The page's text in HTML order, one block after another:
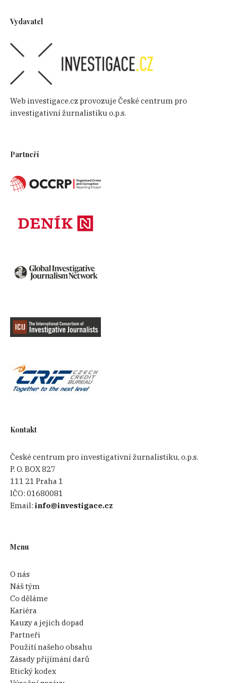
Vydavatel
Web investigace.cz provozuje České centrum pro
investigativní žurnalistiku o.p.s.
Partneři
Kontakt
České centrum pro investigativní žurnalistiku, o.p.s.
P. O. BOX 827
111 21 Praha 1
IČO:01680081
Email:info@investigace.cz
Menu
O nás
Náš tým
Co děláme
Kariéra
Kauzy a jejich dopad
Partneři
Použití našeho obsahu
Zásady přijímání darů
Etický kodex